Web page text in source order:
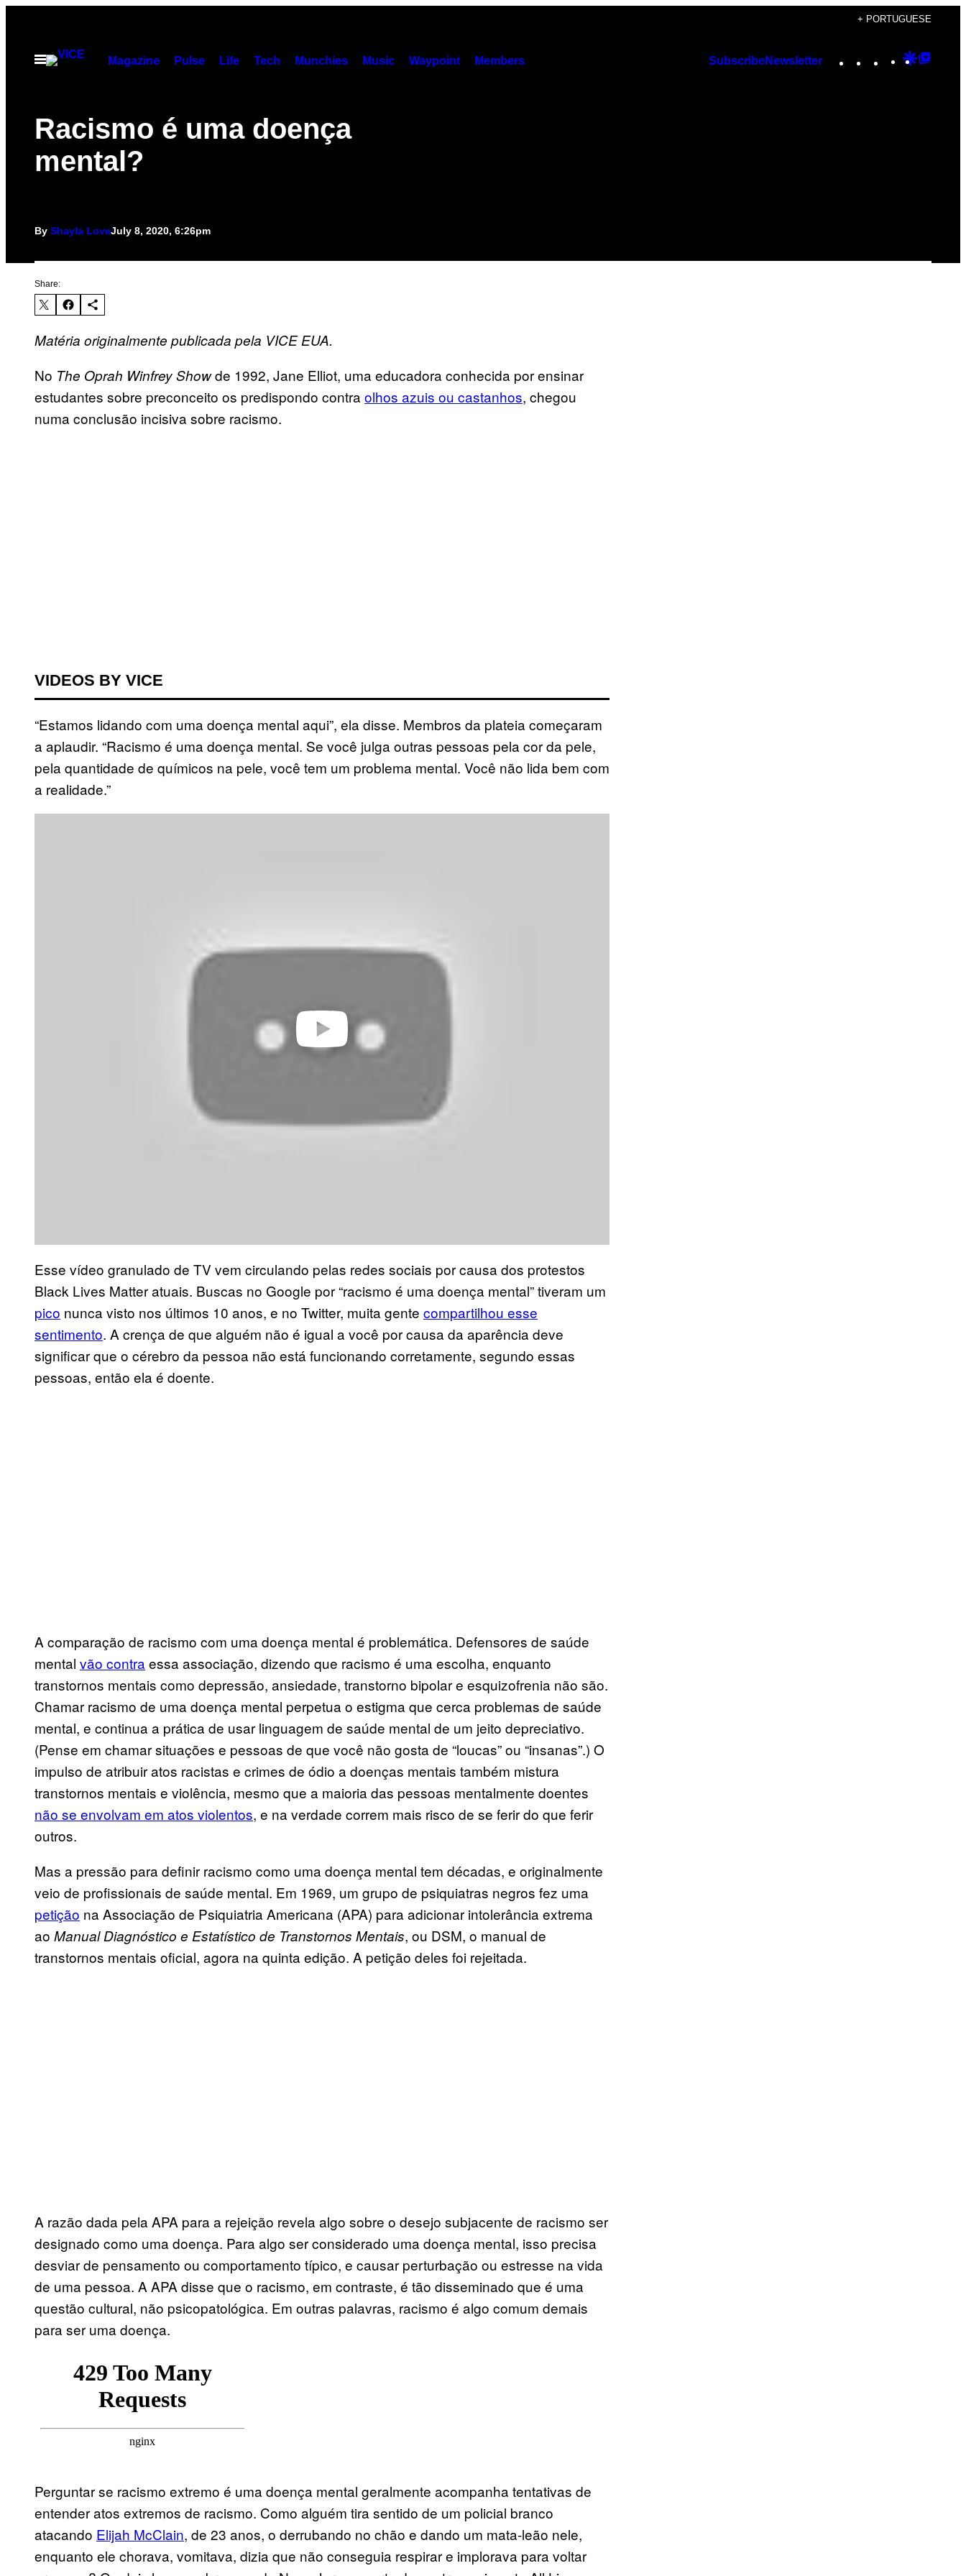
content
+ PORTUGUESE
Open
Magazine Pulse Life Tech Munchies Music Waypoint Members SubscribeNewsletter Instagram
TikTok
YouTube
Google
Racismo é uma doença
mental?
By Shayla LoveJuly 8, 2020, 6:26pm
Share:
Matéria originalmente publicada pela VICE EUA.
No The Oprah Winfrey Showde 1992, Jane Elliot, uma educadora conhecida por ensinar
estudantes sobre preconceito os predispondo contra olhos azuis ou castanhos, chegou
numa conclusão incisiva sobre racismo.
VIDEOS BY VICE
“Estamos lidando com uma doença mental aqui”, ela disse. Membros da plateia começaram
a aplaudir. “Racismo é uma doença mental. Se você julga outras pessoas pela cor da pele,
pela quantidade de químicos na pele, você tem um problema mental. Você não lida bem com
a realidade.”
Esse vídeo granulado de TV vem circulando pelas redes sociais por causa dos protestos
Black Lives Matter atuais. Buscas no Google por “racismo é uma doença mental” tiveram um
pico nunca visto nos últimos 10 anos, e no Twitter, muita gente compartilhou esse
sentimento. A crença de que alguém não é igual a você por causa da aparência deve
significar que o cérebro da pessoa não está funcionando corretamente, segundo essas
pessoas, então ela é doente.
A comparação de racismo com uma doença mental é problemática. Defensores de saúde
mental vão contra essa associação, dizendo que racismo é uma escolha, enquanto
transtornos mentais como depressão, ansiedade, transtorno bipolar e esquizofrenia não são.
Chamar racismo de uma doença mental perpetua o estigma que cerca problemas de saúde
mental, e continua a prática de usar linguagem de saúde mental de um jeito depreciativo.
(Pense em chamar situações e pessoas de que você não gosta de “loucas” ou “insanas”.) O
impulso de atribuir atos racistas e crimes de ódio a doenças mentais também mistura
transtornos mentais e violência, mesmo que a maioria das pessoas mentalmente doentes
não se envolvam em atos violentos, e na verdade correm mais risco de se ferir do que ferir
outros.
Mas a pressão para definir racismo como uma doença mental tem décadas, e originalmente
veio de profissionais de saúde mental. Em 1969, um grupo de psiquiatras negros fez uma
petição na Associação de Psiquiatria Americana (APA) para adicionar intolerância extrema
ao Manual Diagnóstico e Estatístico de Transtornos Mentais, ou DSM, o manual de
transtornos mentais oficial, agora na quinta edição. A petição deles foi rejeitada.
A razão dada pela APA para a rejeição revela algo sobre o desejo subjacente de racismo ser
designado como uma doença. Para algo ser considerado uma doença mental, isso precisa
desviar de pensamento ou comportamento típico, e causar perturbação ou estresse na vida
de uma pessoa. A APA disse que o racismo, em contraste, é tão disseminado que é uma
questão cultural, não psicopatológica. Em outras palavras, racismo é algo comum demais
para ser uma doença.
Perguntar se racismo extremo é uma doença mental geralmente acompanha tentativas de
entender atos extremos de racismo. Como alguém tira sentido de um policial branco
atacando Elijah McClain, de 23 anos, o derrubando no chão e dando um mata-leão nele,
enquanto ele chorava, vomitava, dizia que não conseguia respirar e implorava para voltar